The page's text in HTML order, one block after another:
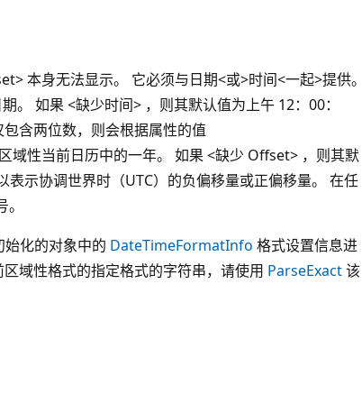
本身无法显示。 它必须与日期<或>时间<一起>提供。
。 如果 <缺少时间> ，则其默认值为上午 12：00：
含两位数，则会根据属性的值
域性当前日历中的一年。 如果 <缺少 Offset> ，则其默
表示协调世界时（UTC）的负偏移量或正偏移量。 在任
化的对象中的 DateTimeFormatInfo 格式设置信息进
域性格式的指定格式的字符串，请使用 ParseExact该